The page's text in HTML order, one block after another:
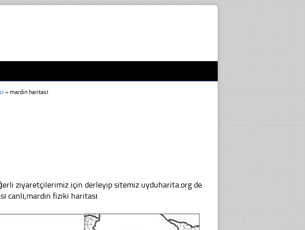
»mardin haritası
ziyaretçilerimiz için derleyip sitemiz uyduharita.org de
canlı,mardin fiziki haritası